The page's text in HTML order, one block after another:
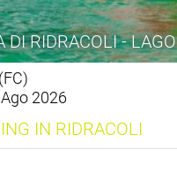
DI RIDRACOLI - LAGO
2026
IN RIDRACOLI